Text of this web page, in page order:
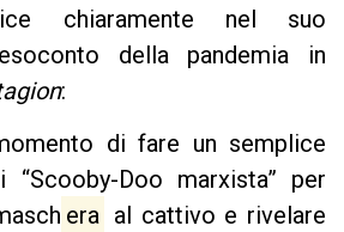
chiaramente nel suo
della pandemia in
:
di fare un semplice
“Scooby-Doo marxista” per
era al cattivo e rivelare